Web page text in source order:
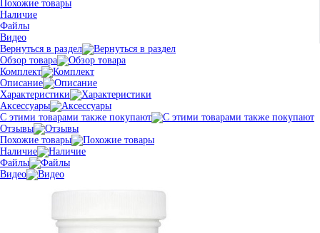
Похожие товары
Наличие
Файлы
Видео
Вернуться в раздел
Обзор товара
Комплект
Описание
Характеристики
Аксессуары
С этими товарами также покупают
Отзывы
Похожие товары
Наличие
Файлы
Видео